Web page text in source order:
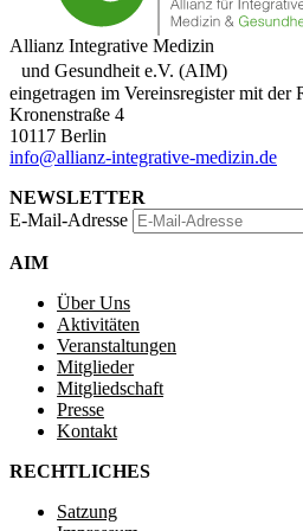
Allianz Integrative Medizin
und Gesundheit e.V. (AIM)
eingetragen im Vereinsregister mit
Kronenstraße 4
10117 Berlin
info@allianz-integrative-medizin.de
NEWSLETTER
E-Mail-Adresse
AIM
Über Uns
Aktivitäten
Veranstaltungen
Mitglieder
Mitgliedschaft
Presse
Kontakt
RECHTLICHES
Satzung